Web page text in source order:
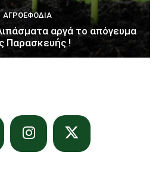
ΑΓΡΟΕΦΌΔΙΑ
αργά το απόγευμα
Παρασκευής !